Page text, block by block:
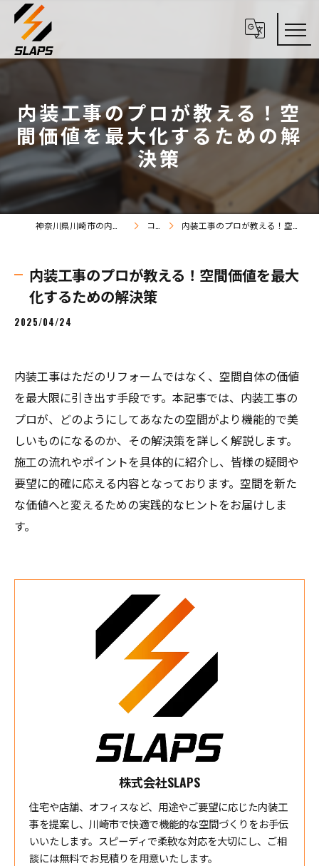
内装工事のプロが教える！空
間価値を最大化するための解
決策
コラム 内装工事のプロが教える！空間価値を最大化するための解決策
内装工事のプロが教える！空間価値を最大
化するための解決策
2025/04/24
内装工事はただのリフォームではなく、空間自体の価値
を最大限に引き出す手段です。本記事では、内装工事の
プロが、どのようにしてあなたの空間がより機能的で美
しいものになるのか、その解決策を詳しく解説します。
施工の流れやポイントを具体的に紹介し、皆様の疑問や
要望に的確に応える内容となっております。空間を新た
な価値へと変えるための実践的なヒントをお届けしま
す。
株式会社SLAPS
住宅や店舗、オフィスなど、用途やご要望に応じた内装工
事を提案し、川崎市で快適で機能的な空間づくりをお手伝
いいたします。スピーディで柔軟な対応を大切にし、ご相
談には無料でお見積りを用意いたします。